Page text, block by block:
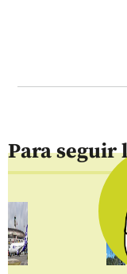
Para seguir